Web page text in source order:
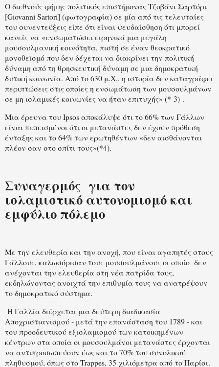
Ο διεθνούς φήμης πολιτικός επιστήμονας Τζοβάνι Σαρτόρι
[Giovanni Sartori] (φωτογραφία) σε μία από τις τελευταίες
του συνεντεύξεις είπε ότι είναι ψευδαίσθηση ότι μπορεί
κανείς να «ενσωματώσει ειρηνικά μια μεγάλη
μουσουλμανική κοινότητα, πιστή σε έναν θεοκρατικό
μονοθεϊσμό που δεν δέχεται να διακρίνει την πολιτική
δύναμη από τη θρησκευτική δύναμη σε μια δημοκρατική
δυτική κοινωνία. Από το 630 μ.Χ., η ιστορία δεν καταγράφει
περιπτώσεις στις οποίες η ενσωμάτωση των μουσουλμάνων
σε μη ισλαμικές κοινωνίες να ήταν επιτυχής» (* 3) .
Μια έρευνα του Ipsos αποκάλυψε ότι το 66% των Γάλλων
είναι πεπεισμένοι ότι οι μετανάστες δεν έχουν πρόθεση
ένταξης και το 64% των ερωτηθέντων «δεν αισθάνονται
πλέον σαν στο σπίτι τους»(*4).
Συναγερμός για τον
ισλαμιστικό αυτονομισμό και
εμφύλιο πόλεμο
Με την ελευθερία και την ανοχή, που είναι αγαπητές στους
Γάλλους, καλωσόρισαν τους μουσουλμάνους οι οποίο δεν
ανέχονται την ελευθερία στη νέα πατρίδα τους,
εκδηλώνοντας ανοιχτά την επιθυμία τους να ανατρέψουν
το δημοκρατικό σύστημα.
Η Γαλλία διέρχεται μια δεύτερη διαδικασία
Αποχριστιανισμού - μετά την επανάσταση του 1789 - και
του προοδευτικού εξισλαμισμού των κατοικημένων
κέντρων στα οποία οι μουσουλμάνοι μετανάστες έρχονται
να αντιπροσωπεύουν έως και το 70% του συνολικού
πληθυσμού, όπως στο Trappes, 35 χιλιόμετρα από το Παρίσι.